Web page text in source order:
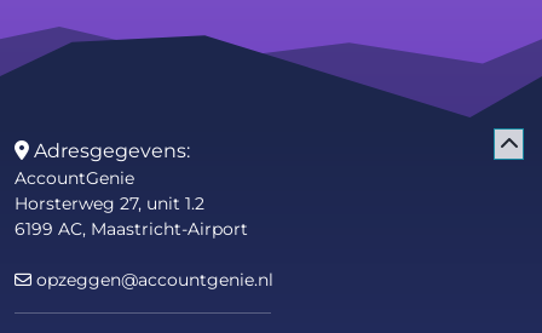
Adresgegevens:
AccountGenie
Horsterweg 27, unit 1.2
6199 AC, Maastricht-Airport
opzeggen@accountgenie.nl